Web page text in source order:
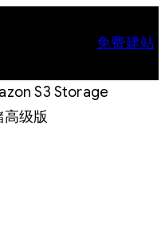
免费建站
S3 Storage
级版